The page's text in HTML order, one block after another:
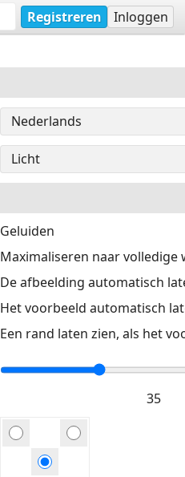
Registreren Inloggen
Geluiden
Maximaliseren naar volledige
De afbeelding automatisch
Het voorbeeld automatisch
Een rand laten zien, als het